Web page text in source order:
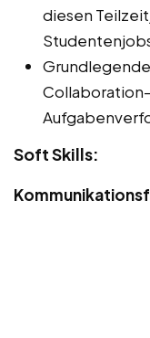
diesen
Soft Skills: